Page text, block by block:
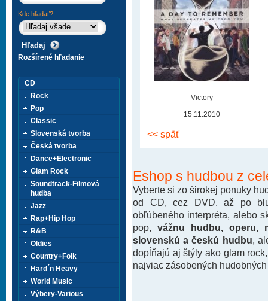
Victory
15.11.2010
<< späť
Eshop s hudbou z
Vyberte si zo širokej ponuky
od CD, cez DVD. až po
obľúbeného interpréta, alebo
pop, vážnu hudbu, operu,
slovenskú a českú hudbu ,
dopĺňajú aj štýly ako glam
najviac zásobených
Kde hľadať?
Rozšírené hľadanie
CD
Rock
Pop
Classic
Slovenská tvorba
Česká tvorba
Dance+Electronic
Glam Rock
Soundtrack-Filmová
hudba
Jazz
Rap+Hip Hop
R&B
Oldies
Country+Folk
Hard´n Heavy
World Music
Výbery-Various